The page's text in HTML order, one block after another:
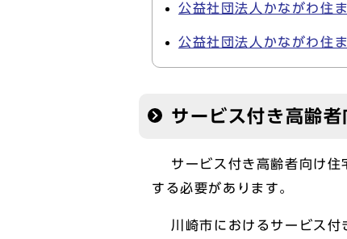
公益社団法人かながわ住
公益社団法人かながわ住
サービス付き高齢
サービス付き高齢者向け住
する必要があります。
川崎市におけるサービス付